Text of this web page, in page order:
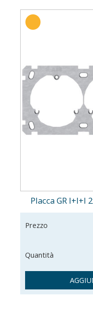
Placca GR I+I+I
Prezzo
Quantità